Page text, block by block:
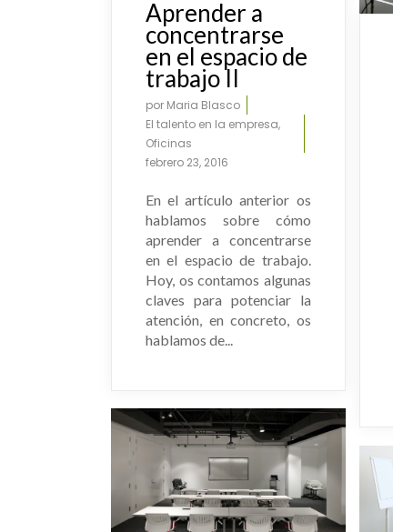
UR803-UR902
Aprender a
concentrarse
en el espacio de
trabajo II
por Maria Blasco
El talento en la empresa,
Oficinas
febrero 23, 2016
En el artículo anterior os
hablamos sobre cómo
aprender a concentrarse
en el espacio de trabajo.
Hoy, os contamos algunas
claves para potenciar la
atención, en concreto, os
hablamos de...